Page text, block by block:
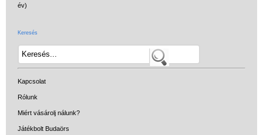
Keresés
Kapcsolat
Rólunk
Miért vásárolj nálunk?
Játékbolt Budaörs